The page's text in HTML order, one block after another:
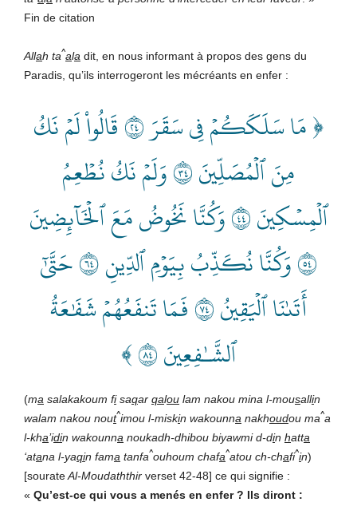
Fin de citation
Allah ta^ala dit, en nous informant à propos des gens du
Paradis, qu’ils interrogeront les mécréants en enfer :
﴿ مَا سَلَكَكُمۡ فِي سَقَرَ ٤٢ قَالُواْ لَمۡ نَكُ
مِنَ ٱلۡمُصَلِّينَ ٤٣ وَلَمۡ نَكُ نُطۡعِمُ
ٱلۡمِسۡكِينَ ٤٤ وَكُنَّا نَخُوضُ مَعَ ٱلۡخَآئِضِينَ
٤٥ وَكُنَّا نُكَذِّبُ بِيَوۡمِ ٱلدِّينِ ٤٦ حَتَّىٰٓ
أَتَىٰنَا ٱلۡيَقِينُ ٤٧ فَمَا تَنفَعُهُمۡ شَفَٰعَةُ
ٱلشَّـٰفِعِينَ ٤٨ ﴾
(ma salakakoum fisaqar qalou lam nakou mina l-mousallin
walam nakou nout^imou l-miskin wakounna nakhoudou ma^a
l-kha’idin wakounna noukadh-dhibou biyawmi d-din hatta
‘atana l-yaqin fama tanfa^ouhoum chafa^atou ch-chafi^in)
[sourateAl-Moudaththir verset 42-48] ce qui signifie :
« Qu’est-ce qui vous a menés en enfer ? Ils diront :